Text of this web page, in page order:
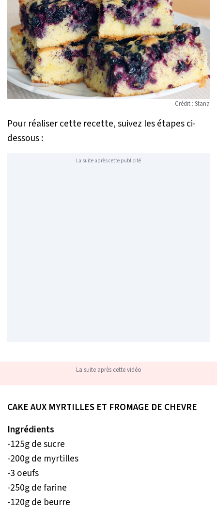
Crédit : Stana
Pour réaliser cette recette, suivez les étapes ci-
dessous :
La suite après cette publicité
La suite après cette vidéo
CAKE AUX MYRTILLES ET FROMAGE DE CHEVRE
Ingrédients
-125g de sucre
-200g de myrtilles
-3 oeufs
-250g de farine
-120g de beurre